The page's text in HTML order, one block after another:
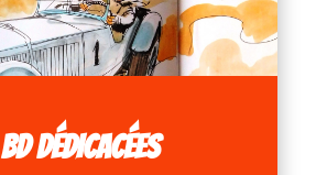
BD DÉDICACÉES